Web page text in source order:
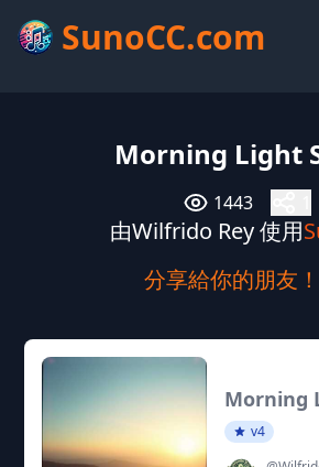
SunoCC.com
Morning Light
1443
由Wilfrido Rey 使用
分享給你的朋友
Morning
v4